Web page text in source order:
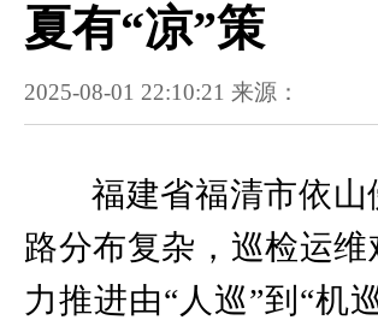
夏有“凉”策
2025-08-01 22:10:21 来源：
福建省福清市依
路分布复杂，巡检运
力推进由“人巡”到“机